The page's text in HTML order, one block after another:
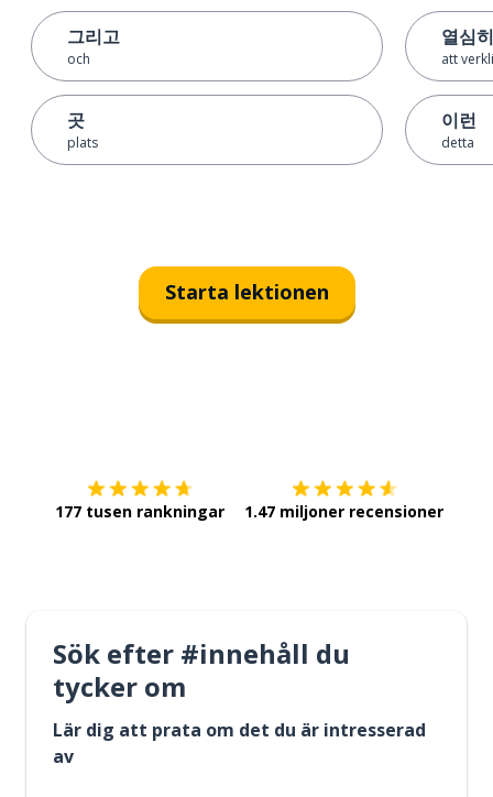
그리고
och
곳
plats
열심
att
이런
detta
Starta lektionen
177 tusen rankningar 1.47 miljoner recensioner
Sök efter #innehåll du
tycker om
Lär dig att prata om det du är intresserad
av